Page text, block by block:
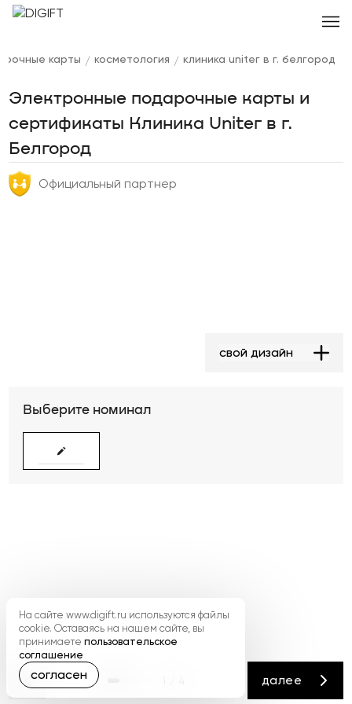
карты / косметология / клиника uniteг в г. белгород
Электронные подарочные карты и
сертификаты Клиника Uniteг в г.
Белгород
Официальный партнер
свой дизайн
Выберите номинал
далее
На сайте www.digift.ru используются файлы
cookie. Оставаясь на нашем сайте, вы
принимаете пользовательское
соглашение
согласен